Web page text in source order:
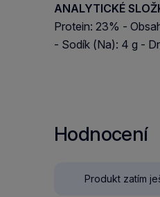
ANALYTICKÉ
Protein: 23% -
- Sodík (Na): 4 g -
Hodnocení
Produkt zatím